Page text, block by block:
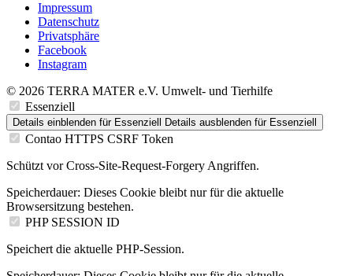
Impressum
Datenschutz
Privatsphäre
Facebook
Instagram
© 2026 TERRA MATER e.V. Umwelt- und Tierhilfe
Essenziell
Details einblenden für Essenziell Details ausblenden für Essenziell
Contao HTTPS CSRF Token
Schützt vor Cross-Site-Request-Forgery Angriffen.
Speicherdauer: Dieses Cookie bleibt nur für die aktuelle
Browsersitzung bestehen.
PHP SESSION ID
Speichert die aktuelle PHP-Session.